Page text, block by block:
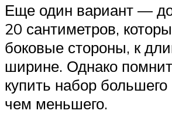
Еще один вариант —
20 сантиметров,
боковые стороны, к
ширине. Однако
купить набор
чем меньшего.